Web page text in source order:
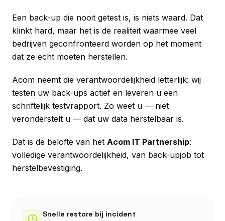
Een back-up die nooit getest is, is niets waard. Dat
klinkt hard, maar het is de realiteit waarmee veel
bedrijven geconfronteerd worden op het moment
dat ze echt moeten herstellen.
Acom neemt die verantwoordelijkheid letterlijk: wij
testen uw back-ups actief en leveren u een
schriftelijk testvrapport. Zo weet u — niet
veronderstelt u — dat uw data herstelbaar is.
Dat is de belofte van het Acom IT Partnership:
volledige verantwoordelijkheid, van back-upjob tot
herstelbevestiging.
Snelle restore bij incident